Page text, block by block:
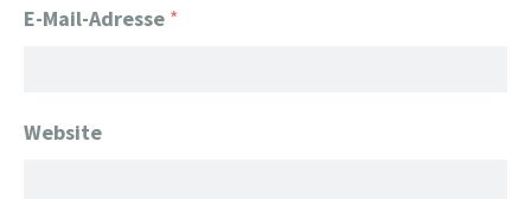
E-Mail-Adresse *
Website